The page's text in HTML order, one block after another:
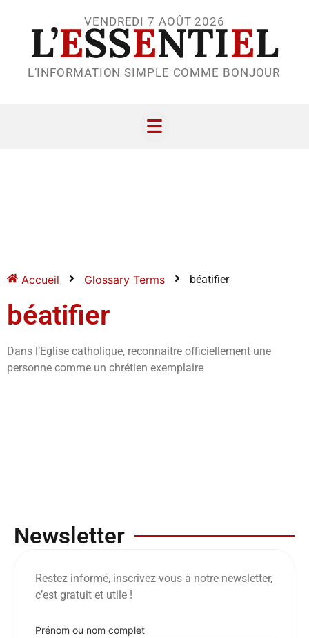
VENDREDI 7 AOÛT 2026
L’ESSENTIEL
L’INFORMATION SIMPLE COMME BONJOUR
Accueil Glossary Terms béatifier
béatifier
Dans l’Eglise catholique, reconnaitre officiellement une
personne comme un chrétien exemplaire
Newsletter
Restez informé, inscrivez-vous à notre newsletter,
c’est gratuit et utile !
Prénom ou nom complet